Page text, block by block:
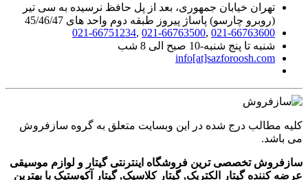
تهران خیابان جمهوری، بعد از پل حافظ نرسیده به سی تیر
(روبرو چارسو) پاساژ پیروز طبقه دوم واحد های 45/46/47
021-66763600
,
021-66763500
,
021-66751234
شنبه تا پنج شنبه-10 صبح الی 8 شب
info[at]sazforoosh.com
کلیه مطالب درج شده در این وبسایت متعلق به گروه سازفروش
می باشد.
سازفروش تخصصی ترین فروشگاه اینترنتی گیتار و لوازم موسیقی
عرضه کننده گیتار الکتریک, گیتار کلاسیک, گیتار آکوستیک با بهترین